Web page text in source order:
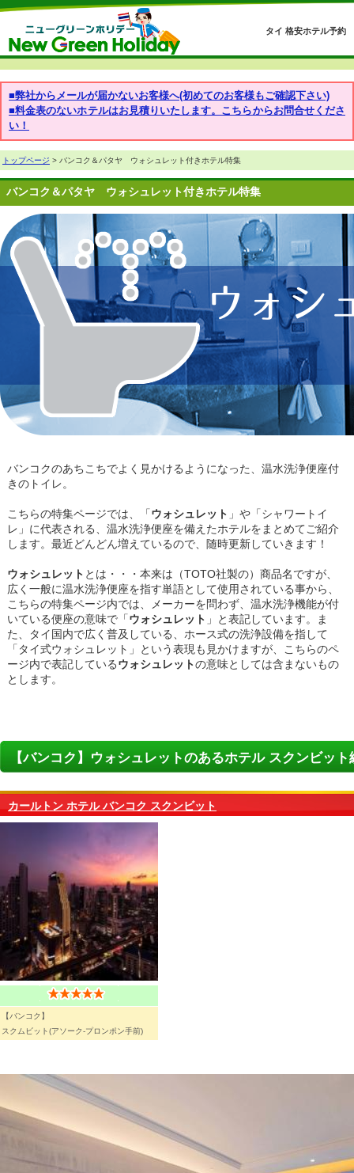
タイ 格安ホテル予約
■弊社からメールが届かないお客様へ(初めてのお客様もご確認下さい)
■料金表のないホテルはお見積りいたします。こちらからお問合せくださ
い！
トップページ > バンコク＆パタヤ ウォシュレット付きホテル特集
バンコク＆パタヤ ウォシュレット付きホテル特集
バンコクのあちこちでよく見かけるようになった、温水洗浄便座付
きのトイレ。
こちらの特集ページでは、「ウォシュレット 」や「シャワートイ
レ」に代表される、温水洗浄便座を備えたホテルをまとめてご紹介
します。最近どんどん増えているので、随時更新していきます！
ウォシュレット とは・・・本来は（TOTO社製の）商品名ですが、
広く一般に温水洗浄便座を指す単語として使用されている事から、
こちらの特集ページ内では、メーカーを問わず、温水洗浄機能が付
いている便座の意味で「ウォシュレット 」と表記しています。ま
た、タイ国内で広く普及している、ホース式の洗浄設備を指して
「タイ式ウォシュレット」という表現も見かけますが、こちらのペ
ージ内で表記しているウォシュレットの意味としては含まないもの
とします。
【バンコク】ウォシュレットのあるホテル スクンビット
カールトン ホテル バンコク スクンビット
【バンコク】
スクムビット(アソーク-プロンポン手前)